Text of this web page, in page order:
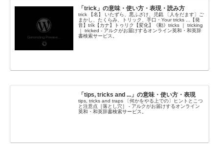
「trick」の意味・使い方・表現・読み方
trick 【名】 いたずら、悪ふざけ、児戯 〔人をだます〕ご
まかし、たくらみ、トリック、手口・Your tricks ...【発
音】trík【カナ】トゥリク【変化】《動》tricks ｜ tricking
｜ tricked - アルクがお届けするオンライン英和・和英辞
書検索サービス。
「tips, tricks and ...」の意味・使い方・表現
tips, tricks and traps 〔何かをやる上での〕ヒントとこつ
と注意点［落とし穴］ - アルクがお届けするオンライン
英和・和英辞書検索サービス。